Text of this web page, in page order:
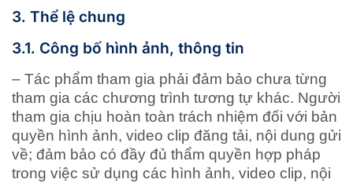
3. Thể lệ chung
3.1. Công bố hình ảnh, thông tin
– Tác phẩm tham gia phải đảm bảo chưa từng
tham gia các chương trình tương tự khác. Người
tham gia chịu hoàn toàn trách nhiệm đối với bản
quyền hình ảnh, video clip đăng tải, nội dung gửi
về; đảm bảo có đầy đủ thẩm quyền hợp pháp
trong việc sử dụng các hình ảnh, video clip, nội